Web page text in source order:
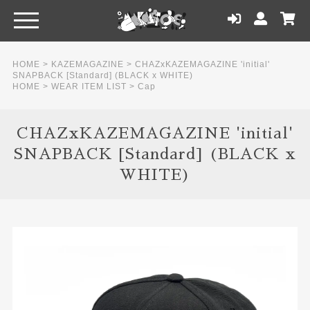
HOME > KAZEMAGAZINE > CHAZxKAZEMAGAZINE 'initial'
SNAPBACK [Standard] (BLACK x WHITE)
HOME > WEAR ITEM LIST > Cap
CHAZxKAZEMAGAZINE 'initial'
SNAPBACK [Standard] (BLACK x
WHITE)